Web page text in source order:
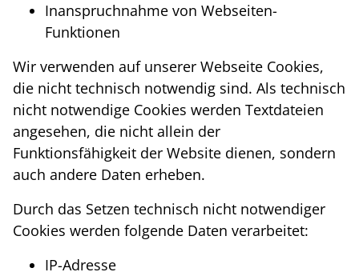
Inanspruchnahme von Webseiten-
Funktionen
Wir verwenden auf unserer Webseite Cookies,
die nicht technisch notwendig sind. Als technisch
nicht notwendige Cookies werden Textdateien
angesehen, die nicht allein der
Funktionsfähigkeit der Website dienen, sondern
auch andere Daten erheben.
Durch das Setzen technisch nicht notwendiger
Cookies werden folgende Daten verarbeitet:
IP-Adresse